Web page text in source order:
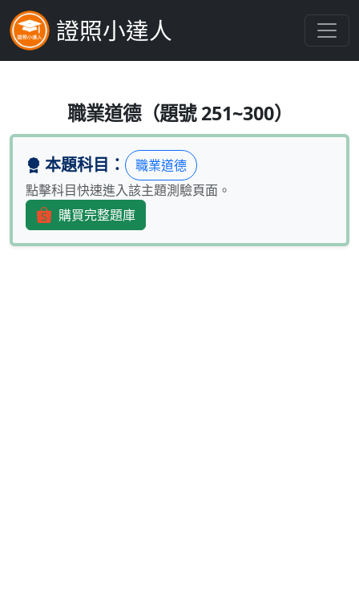
證照小達人
為促進證券業遵循法規及落實
職業道德（題號 251~300）
本題科目：
職業道德
點擊科目快速進入該主題測驗頁面。
購買完整題庫